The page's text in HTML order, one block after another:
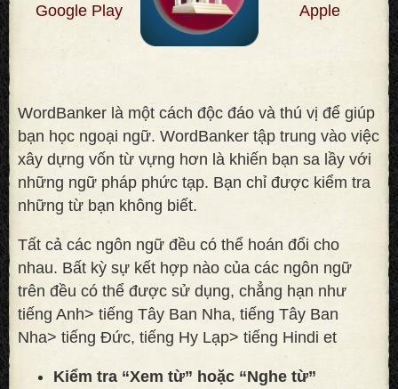
Google Play
Apple
WordBanker là một cách độc đáo và thú vị để giúp
bạn học ngoại ngữ. WordBanker tập trung vào việc
xây dựng vốn từ vựng hơn là khiến bạn sa lầy với
những ngữ pháp phức tạp. Bạn chỉ được kiểm tra
những từ bạn không biết.
Tất cả các ngôn ngữ đều có thể hoán đổi cho
nhau. Bất kỳ sự kết hợp nào của các ngôn ngữ
trên đều có thể được sử dụng, chẳng hạn như
tiếng Anh> tiếng Tây Ban Nha, tiếng Tây Ban
Nha> tiếng Đức, tiếng Hy Lạp> tiếng Hindi et
Kiểm tra “Xem từ” hoặc “Nghe từ”